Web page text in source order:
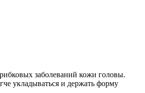
заболеваний кожи головы.
укладываться и держать форму